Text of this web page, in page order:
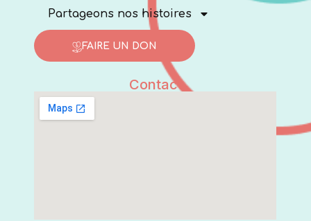
Partageons nos histoires
FAIRE UN DON
Contact